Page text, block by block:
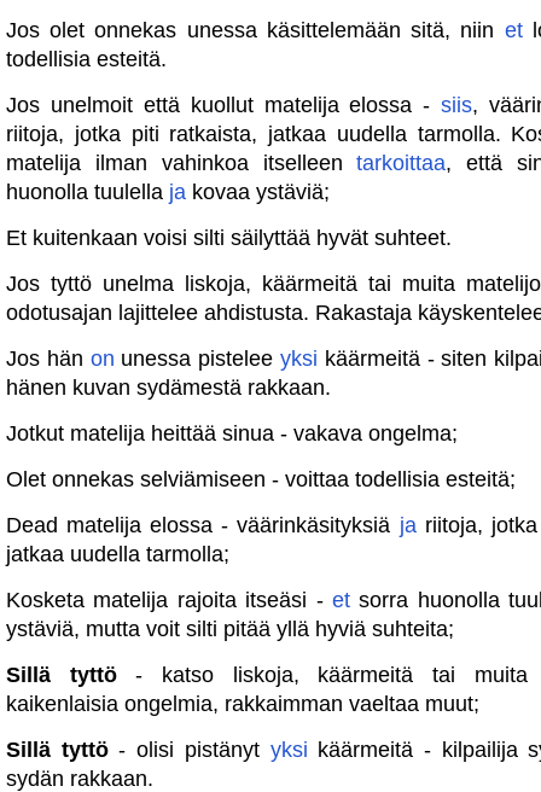
Jos olet onnekas unessa käsittelemään sitä, niin et
todellisia esteitä.
Jos unelmoit että kuollut matelija elossa -siis,
riitoja, jotka piti ratkaista, jatkaa uudella tarmolla.
matelija ilman vahinkoa itselleentarkoittaa, että
huonolla tuulella ja kovaa ystäviä;
Et kuitenkaan voisi silti säilyttää hyvät suhteet.
Jos tyttö unelma liskoja, käärmeitä tai muita
odotusajan lajittelee ahdistusta. Rakastaja
Jos hän on unessa pisteleeyksi käärmeitä - siten
hänen kuvan sydämestä rakkaan.
Jotkut matelija heittää sinua - vakava ongelma;
Olet onnekas selviämiseen - voittaa todellisia esteitä;
Dead matelija elossa - väärinkäsityksiä jariitoja, jotka
jatkaa uudella tarmolla;
Kosketa matelija rajoita itseäsi - et sorra huonolla
ystäviä, mutta voit silti pitää yllä hyviä suhteita;
Sillä tyttö- katso liskoja, käärmeitä tai muita
kaikenlaisia ​​ongelmia, rakkaimman vaeltaa muut;
Sillä tyttö- olisi pistänyt yksi käärmeitä - kilpailija
sydän rakkaan.